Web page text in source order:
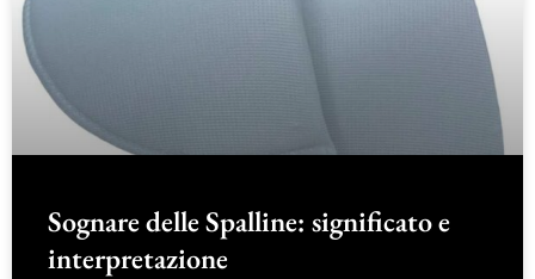
Sognare delle Spalline: significato e
interpretazione